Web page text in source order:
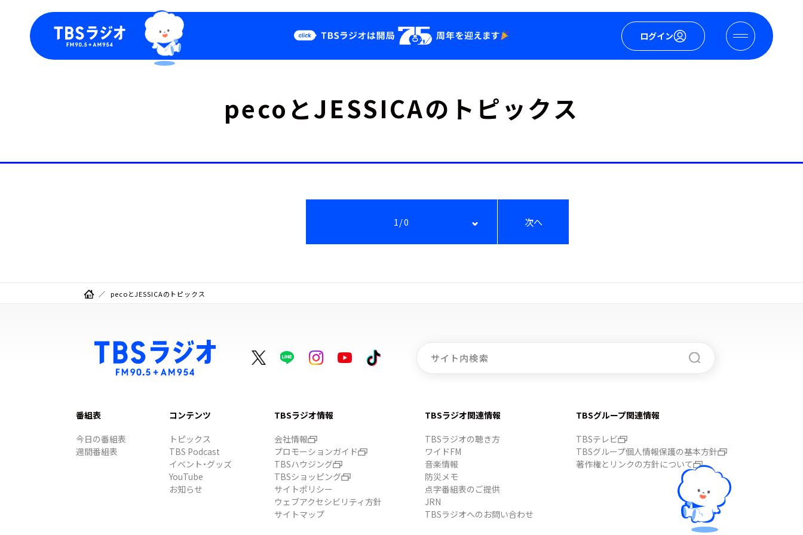
ログイン
Podcast
ズ
YouTube
pecoとJESSICAのトピックス
1/0 次へ
pecoとJESSICAのトピックス
番組表
今日の番組表
週間番組表
コンテンツ
トピックス
TBS Podcast
イベント・グッズ
YouTube
お知らせ
TBSラジオ情報
会社情報
プロモーションガイド
TBSハウジング
TBSショッピング
サイトポリシー
ウェブアクセシビリティ方針
サイトマップ
TBSラジオ関連情報
TBSラジオの聴き方
ワイドFM
音楽情報
防災メモ
点字番組表のご提供
JRN
TBSラジオへのお問い合わせ
TBSグループ関連情報
TBSテレビ
TBSグループ個人情報保護の基本方針
著作権とリンクの方針について